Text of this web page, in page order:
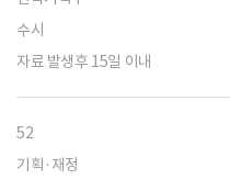
수시
자료 발생후 15일 이내
52
기획·재정